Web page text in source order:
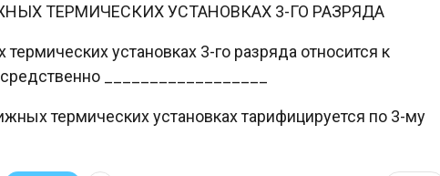
ТЕРМИЧЕСКИХ УСТАНОВКАХ 3-ГО РАЗРЯДА
установках 3-го разряда относится к
__________________
термических установках тарифицируется по 3-му